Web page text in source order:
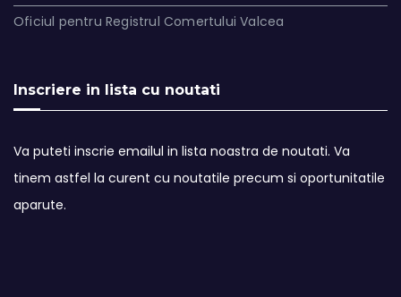
Oficiul pentru Registrul Comertului Valcea
Inscriere in lista cu noutati
Va puteti inscrie emailul in lista noastra de noutati. Va
tinem astfel la curent cu noutatile precum si oportunitatile
aparute.